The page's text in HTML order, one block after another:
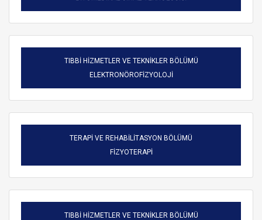
TIBBİ HİZMETLER VE TEKNİKLER BÖLÜMÜ
ELEKTRONÖROFİZYOLOJİ
TERAPİ VE REHABİLİTASYON BÖLÜMÜ
FİZYOTERAPİ
TIBBİ HİZMETLER VE TEKNİKLER BÖLÜMÜ